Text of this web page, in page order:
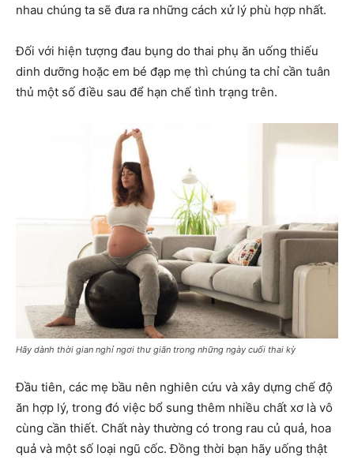
nhau chúng ta sẽ đưa ra những cách xử lý phù hợp nhất.
Đối với hiện tượng đau bụng do thai phụ ăn uống thiếu
dinh dưỡng hoặc em bé đạp mẹ thì chúng ta chỉ cần tuân
thủ một số điều sau để hạn chế tình trạng trên.
Hãy dành thời gian nghỉ ngơi thư giãn trong những ngày cuối thai kỳ
Đầu tiên, các mẹ bầu nên nghiên cứu và xây dựng chế độ
ăn hợp lý, trong đó việc bổ sung thêm nhiều chất xơ là vô
cùng cần thiết. Chất này thường có trong rau củ quả, hoa
quả và một số loại ngũ cốc. Đồng thời bạn hãy uống thật